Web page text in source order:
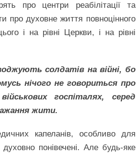
про центри реабілітації та
про духовне життя повноцінного
і на рівні Церкви, і на рівні
солдатів на війні, бо
нічого не говориться про
госпіталях, серед
жити.
капеланів, особливо для
понівечені. Але будь-яке